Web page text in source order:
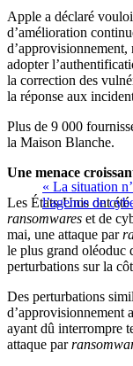
Apple a déclaré
d’amélioration
d’approvisionnement,
adopter
la correction des
la réponse aux
Plus de 9 000
la Maison Blanche.
« La situation
l’agence de
Une menace
Les États-Unis ont
ransomwares et de
mai, une attaque par
le plus grand oléoduc
perturbations sur la
Des perturbations
d’approvisionnement
ayant dû interrompre
attaque par